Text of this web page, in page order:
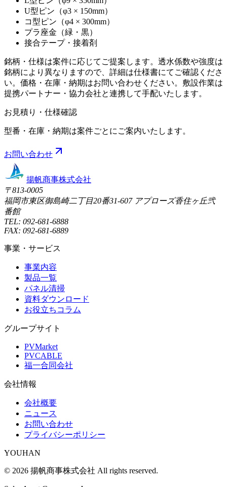
U型ピン（φ3 × 150mm）
コ型ピン（φ4 × 300mm）
プラ座金（緑・黒）
接合テープ・接着剤
銘柄・仕様は案件に応じてご提案します。透水係数や強度は
銘柄により異なりますので、詳細は仕様書にてご確認くださ
い。価格・在庫・納期はお問い合わせください。敷設作業は
提携パートナー・協力会社と連携して手配いたします。
お見積り・仕様確認
型番・在庫・納期は案件ごとにご案内いたします。
お問い合わせ
揚帆商事株式会社
〒813-0005
福岡市東区御島崎二丁目20番31-607 アプローズ香住ヶ丘弐
番館
TEL: 092-681-6888
FAX: 092-681-6889
事業・サービス
事業内容
製品一覧
パネル清掃
資料ダウンロード
お役立ちコラム
グループサイト
PVMarket
PVCABLE
福一合同会社
会社情報
会社概要
ニュース
お問い合わせ
プライバシーポリシー
YOUHAN
© 2026 揚帆商事株式会社 All rights reserved.